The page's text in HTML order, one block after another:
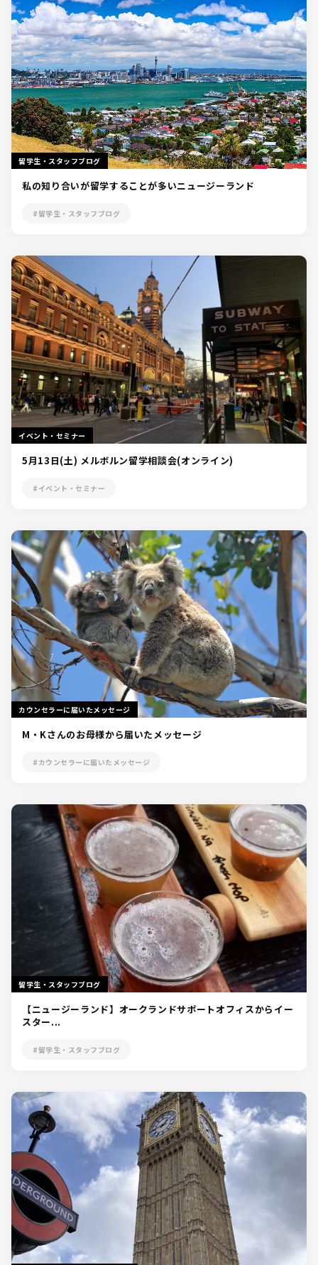
留学生・スタッフブログ
私の知り合いが留学することが多いニュージーランド
#留学生・スタッフブログ
イベント・セミナー
5月13日(土) メルボルン留学相談会(オンライン)
#イベント・セミナー
カウンセラーに届いたメッセージ
M・Kさんのお母様から届いたメッセージ
#カウンセラーに届いたメッセージ
留学生・スタッフブログ
【ニュージーランド】オークランドサポートオフィスからイー
スター...
#留学生・スタッフブログ